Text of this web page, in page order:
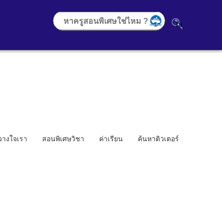
งใจเรา สอนพิเศษวิชา ค่าเรียน ค้นหาติวเตอร์